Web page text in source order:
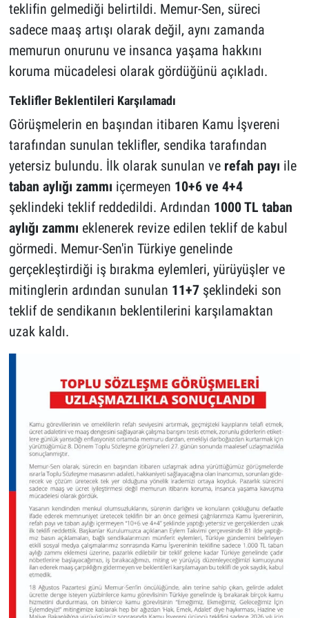
teklifin gelmediği belirtildi. Memur-Sen, süreci
sadece maaş artışı olarak değil, aynı zamanda
memurun onurunu ve insanca yaşama hakkını
koruma mücadelesi olarak gördüğünü açıkladı.
Teklifler Beklentileri Karşılamadı
Görüşmelerin en başından itibaren Kamu İşvereni
tarafından sunulan teklifler, sendika tarafından
yetersiz bulundu. İlk olarak sunulan ve refah payı ile
taban aylığı zammı içermeyen 10+6 ve 4+4
şeklindeki teklif reddedildi. Ardından 1000 TL taban
aylığı zammı eklenerek revize edilen teklif de kabul
görmedi. Memur-Sen'in Türkiye genelinde
gerçekleştirdiği iş bırakma eylemleri, yürüyüşler ve
mitinglerin ardından sunulan 11+7şeklindeki son
teklif de sendikanın beklentilerini karşılamaktan
uzak kaldı.